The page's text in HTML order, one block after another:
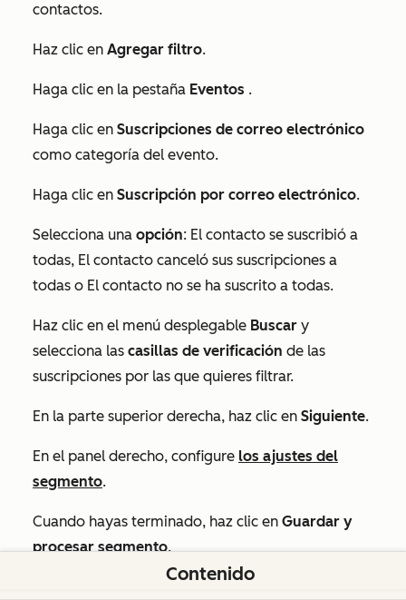
contactos.
Haz clic en Agregar filtro.
Haga clic en la pestaña Eventos .
Haga clic en Suscripciones de correo electrónico
como categoría del evento.
Haga clic en Suscripción por correo electrónico.
Selecciona una opción: El contacto se suscribió a
todas, El contacto canceló sus suscripciones a
todas o El contacto no se ha suscrito a todas.
Haz clic en el menú desplegable Buscar y
selecciona las casillas de verificación de las
suscripciones por las que quieres filtrar.
En la parte superior derecha, haz clic en Siguiente.
En el panel derecho, configure los ajustes del
segmento.
Cuando hayas terminado, haz clic en Guardar y
procesar segmento.
Contenido